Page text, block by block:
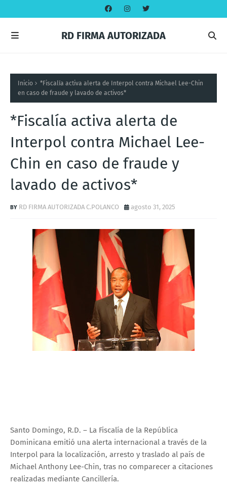
RD FIRMA AUTORIZADA
Inicio
*Fiscalía activa alerta de Interpol contra Michael Lee-Chin
en caso de fraude y lavado de activos*
*Fiscalía activa alerta de
Interpol contra Michael Lee-
Chin en caso de fraude y
lavado de activos*
RD FIRMA AUTORIZADA C.POLANCO agosto 31, 2025
Santo Domingo, R.D. – La Fiscalía de la República
Dominicana emitió una alerta internacional a través de la
Interpol para la localización, arresto y traslado al país de
Michael Anthony Lee-Chin, tras no comparecer a citaciones
realizadas mediante Cancillería.